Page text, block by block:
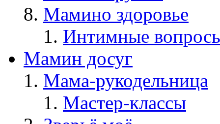
Мамино здоровье
Интимные
Мамин досуг
Мама-рукодельница
Мастер-классы